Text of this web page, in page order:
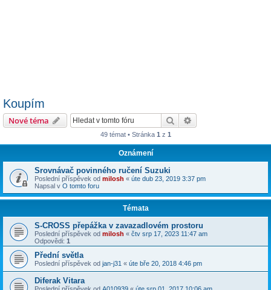
Koupím
Nové téma Hledat
49 témat • Stránka 1 z 1
Oznámení
Srovnávač povinného ručení Suzuki
Poslední příspěvek od milosh « úte dub 23, 2019 3:37 pm
Napsal v O tomto foru
Témata
S-CROSS přepážka v zavazadlovém prostoru
Poslední příspěvek od milosh « čtv srp 17, 2023 11:47 am
Odpovědi: 1
Přední světla
Poslední příspěvek od jan-j31 « úte bře 20, 2018 4:46 pm
Diferak Vitara